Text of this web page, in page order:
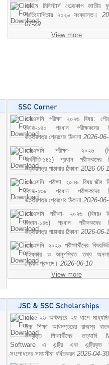
প্রাইম মিনিস্টার্স গোল্ডকাপ জাতীয়
প্রতিযোগিতায় ২০২৬ সংক্রান্ত।
07-29
View more
এসএসসি পরীক্ষা ২০২৬ বিষয়:
কোড-১৪০ প্রধান পরীক্ষকদের
উত্তরপত্র প্রেরণের ঠিকানা 2026-
এসএসসি পরীক্ষা- ২০২৬
অর্থনীতি-১৪১) প্রধান পরীক্ষকদের
উত্তরপত্র পাঠাবার ঠিকানা 2026-06-
এসএসসি পরীক্ষা ২০২৬ বিষয়:জীব
কোড-১৩৮ প্রধান পরীক্ষকদের
উত্তরপত্র প্রেরণের ঠিকানা 2026-
এসএসসি পরীক্ষা- ২০২৬ (বিষয়ঃ
বিজ্ঞান-১৪৬) প্রধান পরীক্ষকদের
উত্তরপত্র পাঠাবার ঠিকানা 2026-06-
এসএসসি ২০২৬ পরীক্ষার্থীদের
বহিষ্কার ও অনুপস্থিত তথ্য
প্রেরণ প্রসঙ্গে। 2026-06-10
View more
২০২৫-২৬ অর্থবছরে ২য় ধাপে
উচ্চ শিক্ষা অধিদপ্তরের রাজস্ব
উপবৃত্তি শিক্ষার্থীদের তত্যাদি
Software এ এন্ট্রি এবং এন্ট্রিকৃত
সংশোধনের সময়সীমা বর্ধিতকরন 2026-04-30